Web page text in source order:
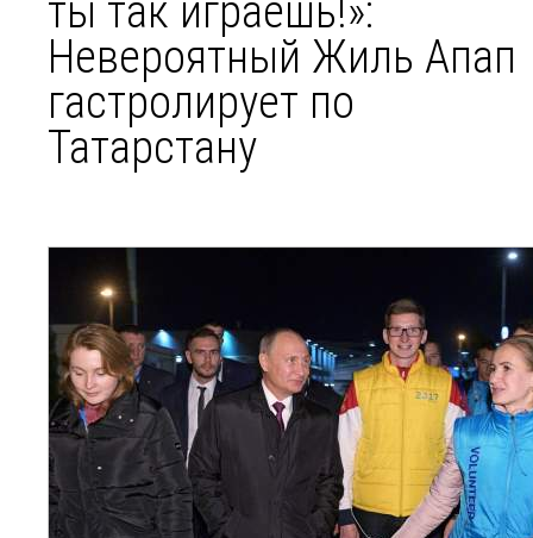
ты так играешь!»:
Невероятный Жиль Апап
гастролирует по
Татарстану